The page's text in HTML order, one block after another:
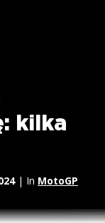
kilka
| In MotoGP